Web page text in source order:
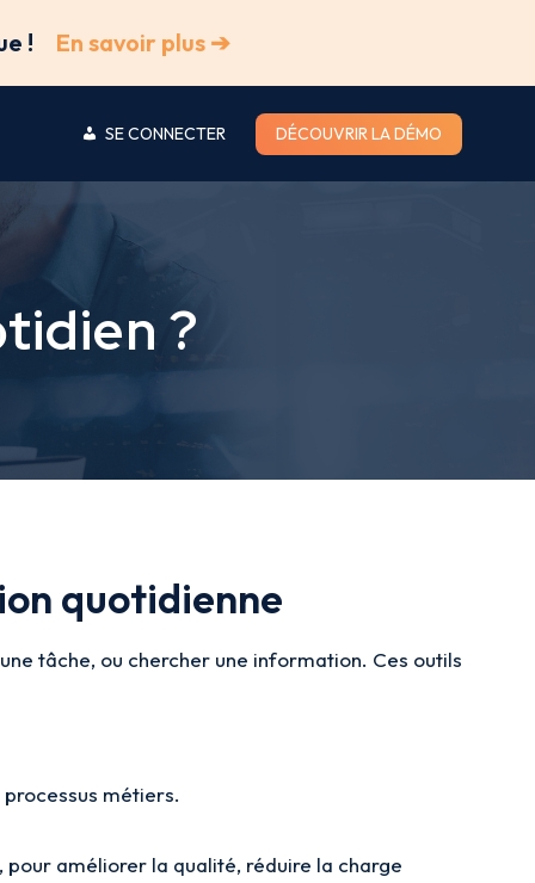
! En savoir plus ➔
SE CONNECTER DÉCOUVRIR LA DÉMO
?
quotidienne
tâche, ou chercher une information. Ces outils
processus métiers.
, pour améliorer la qualité, réduire la charge